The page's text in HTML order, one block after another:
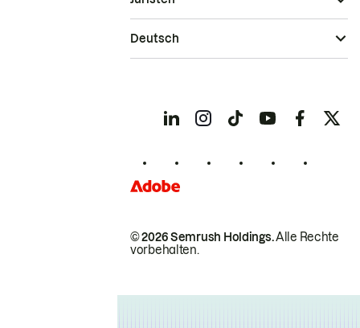
© 2026 Semrush Holdings.Alle Rechte
vorbehalten.
Deutsch